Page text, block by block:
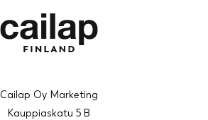
Cailap Oy Marketing
Kauppiaskatu 5 B